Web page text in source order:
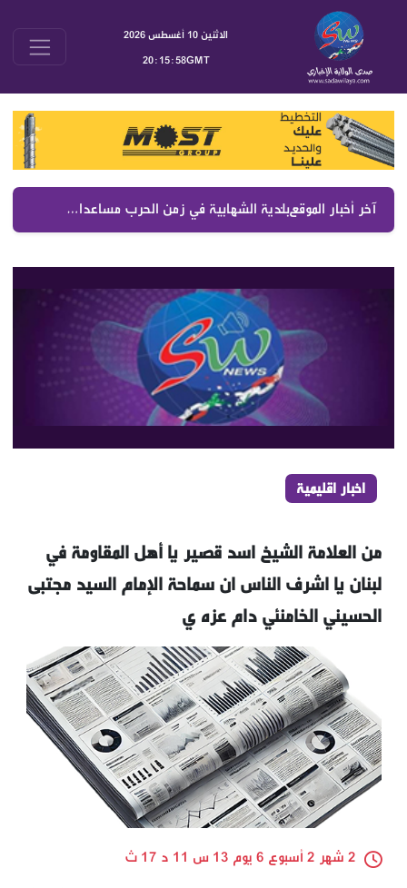
الاثنين 10 أغسطس 2026
20:15:58GMT
آخر أخبار الموقع : بلدية الشهابية في زمن الحرب مساعدات يومية ومتابعة متواصلة لشؤون الأهالي
اخبار اقليمية
من العلامة الشيخ اسد قصير يا أهل المقاومة في
لبنان يا اشرف الناس ان سماحة الإمام السيد مجتبى
الحسيني الخامنئي دام عزه ي
2 شهر 2 أسبوع 6 يوم 13 س 11 د 17 ث